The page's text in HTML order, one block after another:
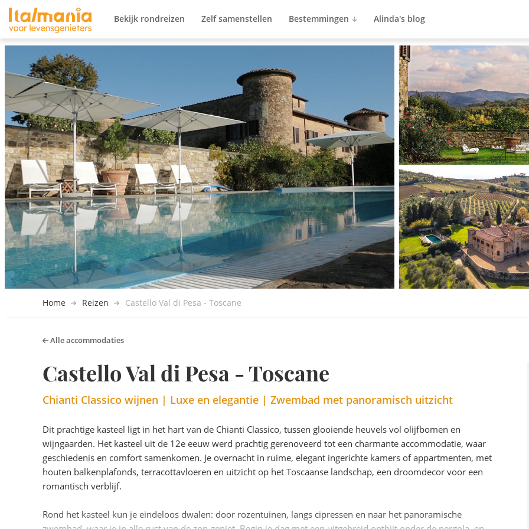
Ga naar content
Bekijk rondreizen Zelf samenstellen Bestemmingen Alinda's blog
Home Reizen Castello Val di Pesa - Toscane
Alle accommodaties
Castello Val di Pesa - Toscane
Chianti Classico wijnen | Luxe en elegantie | Zwembad met panoramisch uitzicht
Dit prachtige kasteel ligt in het hart van de Chianti Classico, tussen glooiende heuvels vol olijfbomen en
wijngaarden. Het kasteel uit de 12e eeuw werd prachtig gerenoveerd tot een charmante accommodatie, waar
geschiedenis en comfort samenkomen. Je overnacht in ruime, elegant ingerichte kamers of appartmenten, met
houten balkenplafonds, terracottavloeren en uitzicht op het Toscaanse landschap, een droomdecor voor een
romantisch verblijf.
Rond het kasteel kun je eindeloos dwalen: door rozentuinen, langs cipressen en naar het panoramische